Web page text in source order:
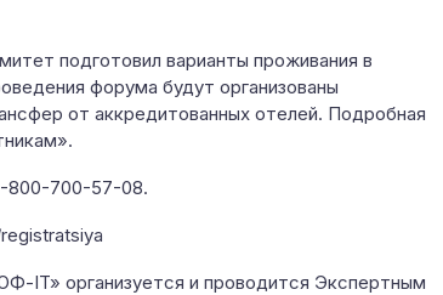
подготовил варианты проживания в
форума будут организованы
от аккредитованных отелей. Подробная
800-700-57-08.
IT» организуется и проводится Экспертным